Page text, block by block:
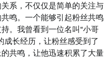
系，不仅仅是简单的关注与
鸣。一个能够引起粉丝共鸣
。我曾看到一位名叫“小哥
成长经历，让粉丝感受到了
共鸣，让他迅速积累了大量